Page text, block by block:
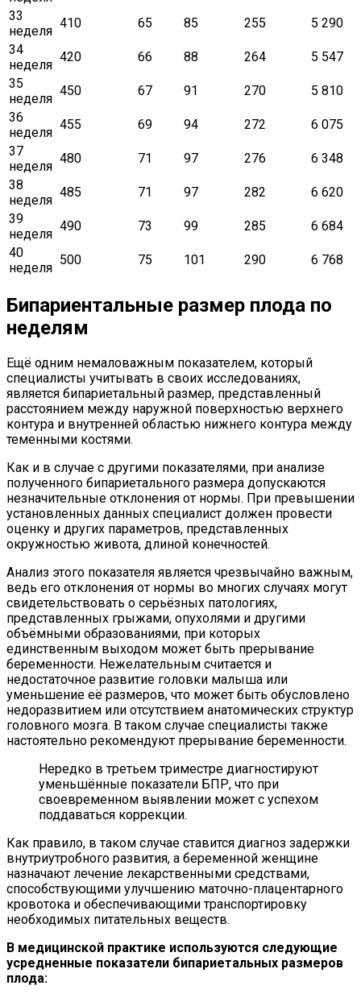
33
неделя
410 65 85 255
5 290
34
неделя
420 66 88 264
5 547
35
неделя
450 67 91 270
5 810
36
неделя
455 69 94 272
6 075
37
неделя
480 71 97 276
6 348
38
неделя
485 71 97 282
6 620
39
неделя
490 73 99 285
6 684
40
неделя
500 75 101 290 6 768
Бипариентальные размер плода по
неделям
Ещё одним немаловажным показателем, который
специалисты учитывать в своих исследованиях,
является бипариетальный размер, представленный
расстоянием между наружной поверхностью верхнего
контура и внутренней областью нижнего контура между
теменными костями.
Как и в случае с другими показателями, при анализе
полученного бипариетального размера допускаются
незначительные отклонения от нормы. При превышении
установленных данных специалист должен провести
оценку и других параметров, представленных
окружностью живота, длиной конечностей.
Анализ этого показателя является чрезвычайно важным,
ведь его отклонения от нормы во многих случаях могут
свидетельствовать о серьёзных патологиях,
представленных грыжами, опухолями и другими
объёмными образованиями, при которых
единственным выходом может быть прерывание
беременности. Нежелательным считается и
недостаточное развитие головки малыша или
уменьшение её размеров, что может быть обусловлено
недоразвитием или отсутствием анатомических структур
головного мозга. В таком случае специалисты также
настоятельно рекомендуют прерывание беременности.
Нередко в третьем триместре диагностируют
уменьшённые показатели БПР, что при
своевременном выявлении может с успехом
поддаваться коррекции.
Как правило, в таком случае ставится диагноз задержки
внутриутробного развития, а беременной женщине
назначают лечение лекарственными средствами,
способствующими улучшению маточно-плацентарного
кровотока и обеспечивающими транспортировку
необходимых питательных веществ.
В медицинской практике используются следующие
усредненные показатели бипариетальных размеров
плода: